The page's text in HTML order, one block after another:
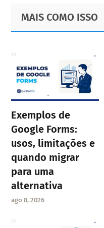
Primary
Sidebar
Footer
MAIS COMO ISSO
Exemplos de
Google Forms:
usos, limitações e
quando migrar
para uma
alternativa
ago 8, 2026